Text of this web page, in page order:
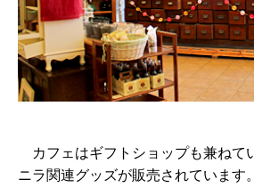
カフェはギフトショップも兼ねて
ニラ関連グッズが販売されています